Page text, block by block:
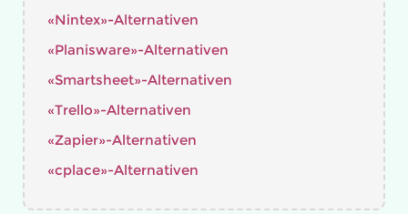
«Nintex»-Alternativen
«Planisware»-Alternativen
«Smartsheet»-Alternativen
«Trello»-Alternativen
«Zapier»-Alternativen
«cplace»-Alternativen